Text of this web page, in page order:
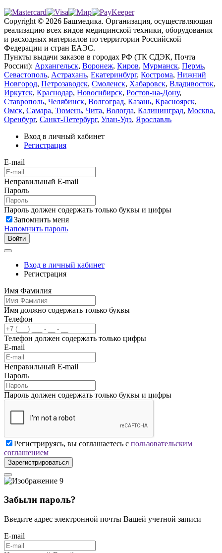
Copyright © 2026 Башмедика. Организация, осуществляющая
реализацию всех видов медицинской техники, оборудования
и расходных материалов по территории Российской
Федерации и стран ЕАЭС.
Пункты выдачи заказов в городах РФ (ТК СДЭК, Почта
России): Архангельск, Воронеж, Киров, Мурманск, Пермь,
Севастополь, Астрахань, Екатеринбург, Кострома, Нижний
Новгород, Петрозаводск, Смоленск, Хабаровск, Владивосток,
Иркутск, Краснодар, Новосибирск, Ростов-на-Дону,
Ставрополь, Челябинск, Волгоград, Казань, Красноярск,
Омск, Самара, Тюмень, Чита, Вологда, Калининград, Москва,
Оренбург, Санкт-Петербург, Улан-Удэ, Ярославль
Вход в личный кабинет
Регистрация
E-mail
Неправильный E-mail
Пароль
Пароль должен содержать только буквы и цифры
Запомнить меня
Напомнить пароль
Войти
Вход в личный кабинет
Регистрация
Имя Фамилия
Имя должно содержать только буквы
Телефон
Телефон должен содержать только цифры
E-mail
Неправильный E-mail
Пароль
Пароль должен содержать только буквы и цифры
Регистрируясь, вы соглашаетесь с пользовательским
соглашением
Зарегистрироваться
Забыли пароль?
Введите адрес электронной почты Вашей учетной записи
E-mail